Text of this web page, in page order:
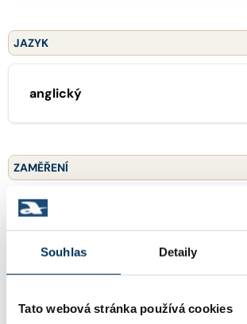
Souhlas Detaily
Tato webová stránka používá cookies
JAZYK
anglický
ZAMĚŘENÍ
02 občanské právo